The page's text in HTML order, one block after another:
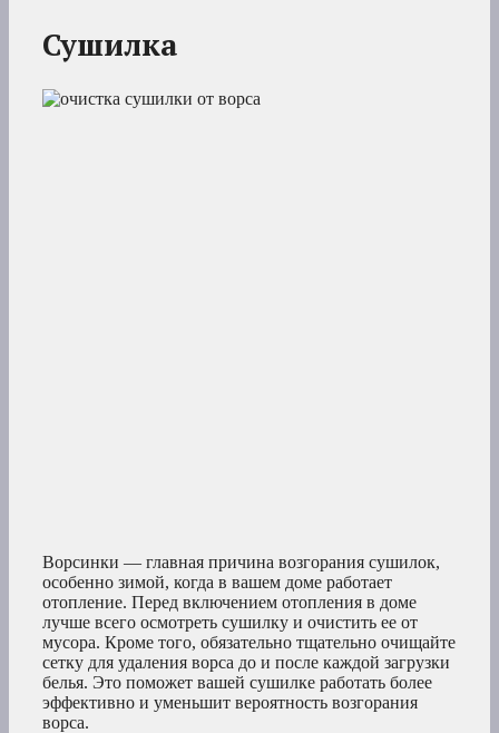
Сушилка
Ворсинки — главная причина возгорания сушилок,
особенно зимой, когда в вашем доме работает
отопление. Перед включением отопления в доме
лучше всего осмотреть сушилку и очистить ее от
мусора. Кроме того, обязательно тщательно очищайте
сетку для удаления ворса до и после каждой загрузки
белья. Это поможет вашей сушилке работать более
эффективно и уменьшит вероятность возгорания
ворса.